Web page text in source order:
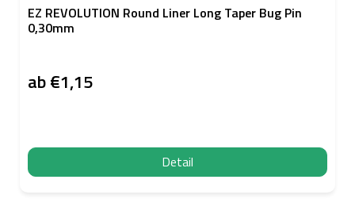
EZ REVOLUTION Round Liner Long Taper Bug Pin
0,30mm
ab€1,15
Detail